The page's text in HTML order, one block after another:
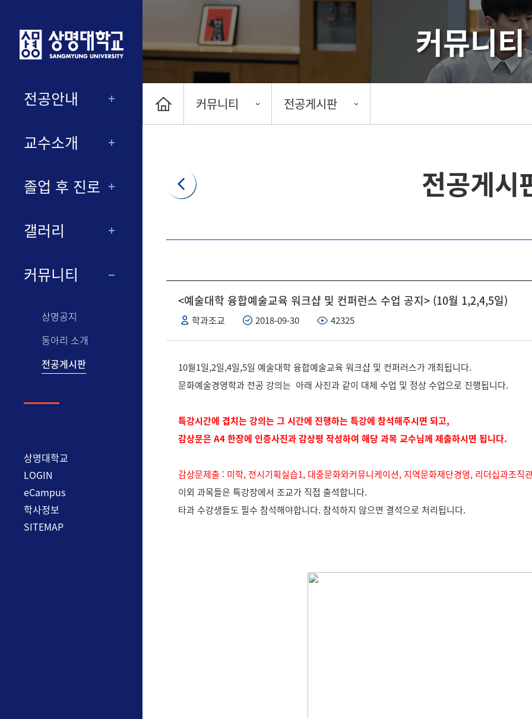
전공안내
교수소개
졸업 후 진로
갤러리
커뮤니티
상명공지
동아리 소개
전공게시판
상명대학교
LOGIN
eCampus
학사정보
SITEMAP
커뮤니티
커뮤니티 전공게시판
전공게시
<예술대학 융합예술교육 워크샵 및 컨퍼런스 수업 공지> (10월 1,2,4,5일)
학과조교 2018-09-30 42325
10월1일,2일,4일,5일 예술대학 융합예술교육 워크샵 및 컨퍼러스가 개최됩니다.
문화예술경영학과 전공 강의는 아래 사진과 같이 대체 수업 및 정상 수업으로 진행됩니다.
특강시간에 겹치는 강의는 그 시간에 진행하는 특강에 참석해주시면 되고,
감상문은 A4 한장에 인증사진과 감상평 작성하여 해당 과목 교수님께 제출하시면 됩니다.
감상문제출 : 미학, 전시기획실습1, 대중문화와커뮤니케이션, 지역문화재단경영, 리더십과조직
이외 과목들은 특강장에서 조교가 직접 출석합니다.
타과 수강생들도 필수 참석해야합니다. 참석하지 않으면 결석으로 처리됩니다.